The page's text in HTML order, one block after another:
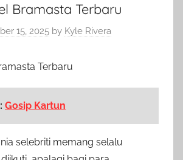
Bramasta Terbaru
15, 2025 by Kyle Rivera
Terbaru
Gosip Kartun
selebriti memang selalu